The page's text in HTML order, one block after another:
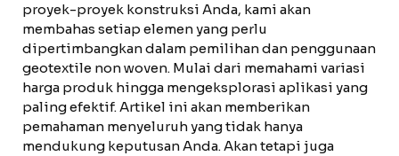
proyek-proyek konstruksi Anda, kami akan
membahas setiap elemen yang perlu
dipertimbangkan dalam pemilihan dan penggunaan
geotextile non woven. Mulai dari memahami variasi
harga produk hingga mengeksplorasi aplikasi yang
paling efektif. Artikel ini akan memberikan
pemahaman menyeluruh yang tidak hanya
mendukung keputusan Anda. Akan tetapi juga